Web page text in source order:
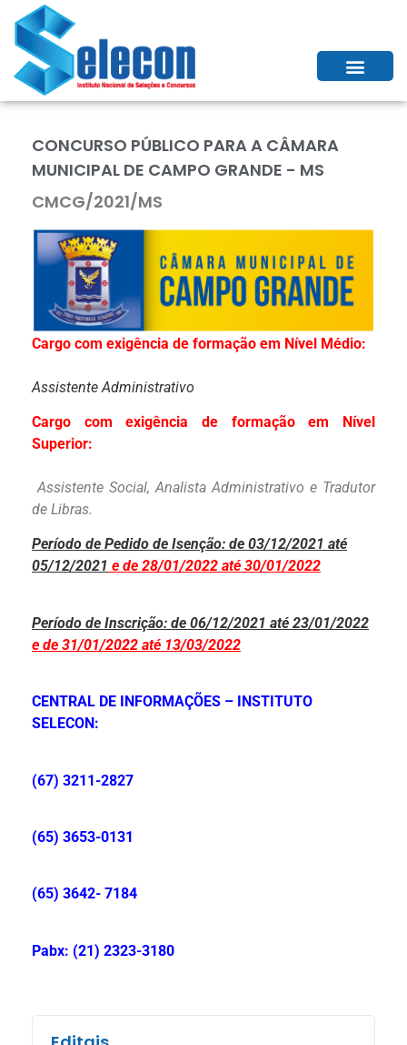
CONCURSO PÚBLICO PARA A CÂMARA
MUNICIPAL DE CAMPO GRANDE - MS
CMCG/2021/MS
Cargo com exigência de formação em Nível Médio:
Assistente Administrativo
Cargo com exigência de formação em Nível
Superior:
Assistente Social, Analista Administrativo e Tradutor
de Libras.
Período de Pedido de Isenção: de 03/12/2021 até
05/12/2021 e de 28/01/2022 até 30/01/2022
Período de Inscrição: de 06/12/2021 até 23/01/2022
e de 31/01/2022 até 13/03/2022
CENTRAL DE INFORMAÇÕES – INSTITUTO
SELECON:
(67) 3211-2827
(65) 3653-0131
(65) 3642- 7184
Pabx: (21) 2323-3180